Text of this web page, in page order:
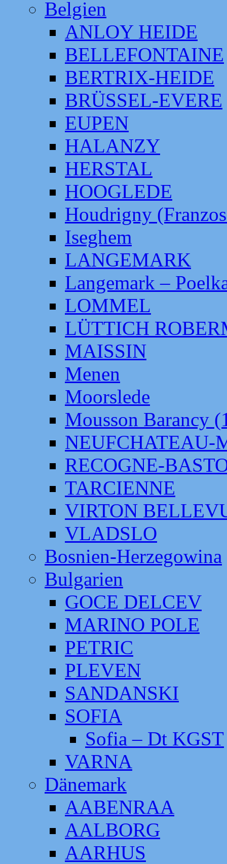
Belgien
ANLOY HEIDE
BELLEFONTAINE
BERTRIX-HEIDE
BRÜSSEL-EVERE
EUPEN
HALANZY
HERSTAL
HOOGLEDE
Houdrigny
Iseghem
LANGEMARK
Langemark –
LOMMEL
LÜTTICH
MAISSIN
Menen
Moorslede
Mousson Barancy
NEUFCHATEAU-
RECOGNE-
TARCIENNE
VIRTON
VLADSLO
Bosnien-Herzegowina
Bulgarien
GOCE DELCEV
MARINO POLE
PETRIC
PLEVEN
SANDANSKI
SOFIA
Sofia – Dt KGST
VARNA
Dänemark
AABENRAA
AALBORG
AARHUS